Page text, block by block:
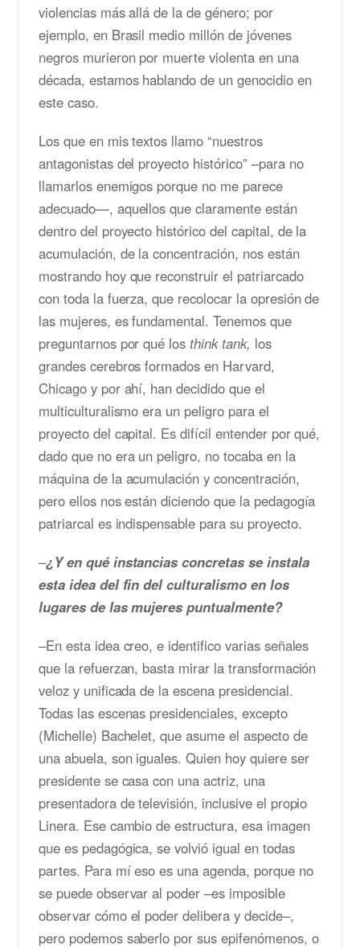
violencias más allá de la de género; por
ejemplo, en Brasil medio millón de jóvenes
negros murieron por muerte violenta en una
década, estamos hablando de un genocidio en
este caso.
Los que en mis textos llamo “nuestros
antagonistas del proyecto histórico” –para no
llamarlos enemigos porque no me parece
adecuado—, aquellos que claramente están
dentro del proyecto histórico del capital, de la
acumulación, de la concentración, nos están
mostrando hoy que reconstruir el patriarcado
con toda la fuerza, que recolocar la opresión de
las mujeres, es fundamental. Tenemos que
preguntarnos por qué los think tank, los
grandes cerebros formados en Harvard,
Chicago y por ahí, han decidido que el
multiculturalismo era un peligro para el
proyecto del capital. Es difícil entender por qué,
dado que no era un peligro, no tocaba en la
máquina de la acumulación y concentración,
pero ellos nos están diciendo que la pedagogía
patriarcal es indispensable para su proyecto.
–¿Y en qué instancias concretas se instala
esta idea del fin del culturalismo en los
lugares de las mujeres puntualmente?
–En esta idea creo, e identifico varias señales
que la refuerzan, basta mirar la transformación
veloz y unificada de la escena presidencial.
Todas las escenas presidenciales, excepto
(Michelle) Bachelet, que asume el aspecto de
una abuela, son iguales. Quien hoy quiere ser
presidente se casa con una actriz, una
presentadora de televisión, inclusive el propio
Linera. Ese cambio de estructura, esa imagen
que es pedagógica, se volvió igual en todas
partes. Para mí eso es una agenda, porque no
se puede observar al poder –es imposible
observar cómo el poder delibera y decide–,
pero podemos saberlo por sus epifenómenos, o